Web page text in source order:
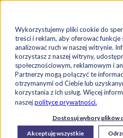
Wykorzystujemy pliki cookie do
treści i reklam, aby oferować funkcje
analizować ruch w naszej witrynie.
korzystasz z naszej witryny,
społecznościowym, reklamowym i
Partnerzy mogą połączyć te
otrzymanymi od Ciebie lub
korzystania z ich usług. Więcej
naszejpolityce prywatności.
Dostosuj wybory plików
Akceptuję wszystkie
Oferta Cyberbezpieczeństwo
Audyt e-
zapewnij